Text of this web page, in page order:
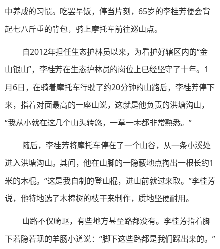
中养成的习惯。吃罢早饭，停当片刻，65岁的李桂芳便会背
起七八斤重的背包，骑上摩托车前往巡山点。
自2012年担任生态护林员以来，为看护好辖区内的“金
山银山”，李桂芳在生态护林员的岗位上已经坚守了十年。1
月6日，在骑着摩托车行驶了约20分钟的山路后，李桂芳停下
来，指着对面最高的一座山说，这就是他负责的洪塘沟山，
“我从小就在这几个山头转悠，一草一木都非常熟悉。”
随后，李桂芳将摩托车停在了一个山谷，从一条小溪处
进入洪塘沟山。其间，他在山脚的一隐蔽地点掏出一根长约1
米的木棍。“这是我自制的登山棍，进山前就过来取。”李桂芳
说，他特地选了木棉树的枝干来制作，质地坚硬耐用。
山路不仅崎岖，有些地方甚至路都没有。李桂芳指着脚
下若隐若现的羊肠小道说：“脚下这些路都是我们踩出来的。”